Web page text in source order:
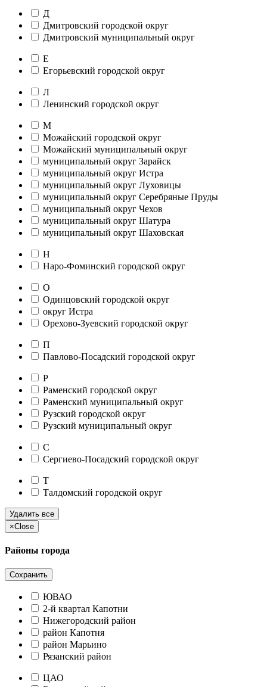
Д
Дмитровский городской округ
Дмитровский муниципальный округ
Е
Егорьевский городской округ
Л
Ленинский городской округ
М
Можайский городской округ
Можайский муниципальный округ
муниципальный округ Зарайск
муниципальный округ Истра
муниципальный округ Луховицы
муниципальный округ Серебряные Пруды
муниципальный округ Чехов
муниципальный округ Шатура
муниципальный округ Шаховская
Н
Наро-Фоминский городской округ
О
Одинцовский городской округ
округ Истра
Орехово-Зуевский городской округ
П
Павлово-Посадский городской округ
Р
Раменский городской округ
Раменский муниципальный округ
Рузский городской округ
Рузский муниципальный округ
С
Сергиево-Посадский городской округ
Т
Талдомский городской округ
Удалить все
×Close
Районы города
Сохранить
ЮВАО
2-й квартал Капотни
Нижегородский район
район Капотня
район Марьино
Рязанский район
ЦАО